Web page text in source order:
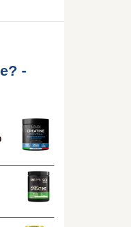
-